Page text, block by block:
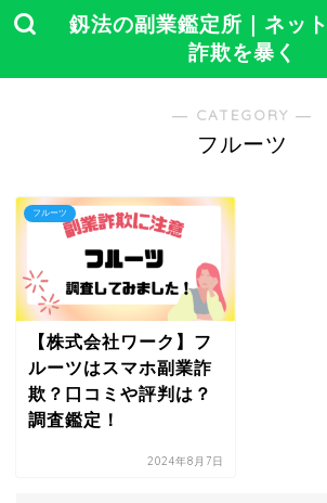
釼法の副業鑑定所｜ネッ
詐欺を暴く
― CATEGORY ―
フルーツ
フルーツ
【株式会社ワーク】フ
ルーツはスマホ副業詐
欺？口コミや評判は？
調査鑑定！
2024年8月7日